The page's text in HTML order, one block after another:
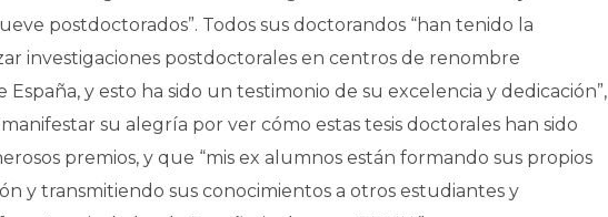
postdoctorados”. Todos sus doctorandos “han tenido la
investigaciones postdoctorales en centros de renombre
y esto ha sido un testimonio de su excelencia y dedicación”,
su alegría por ver cómo estas tesis doctorales han sido
premios, y que “mis ex alumnos están formando sus propios
y transmitiendo sus conocimientos a otros estudiantes y